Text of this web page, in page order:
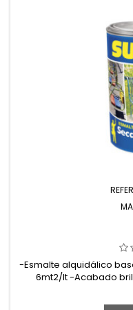
-Esmalte alquidálico
6mt2/lt -Acabado
superficies a pintar.